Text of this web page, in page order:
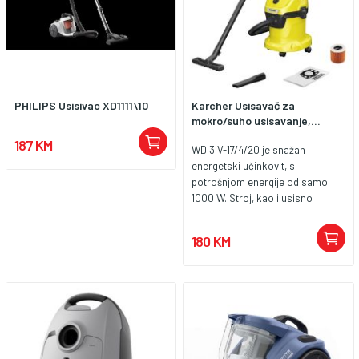
• Praktična ručka za nošenje •
Okomit položaj za pohranu •
Teleskopska cijev • Čišćenje
PHILIPS Usisivac XD1111\10
187 KM
Karcher Usisavač za
mokro/suho usisavanje,...
WD 3 V-17/4/20 je snažan i
energetski učinkovit, s
potrošnjom energije od samo
1000 W. Stroj, kao i usisno
najbolje rezultate čišćenja na
robusnom plastičnom posudom
od 17 l, kabelom od 4 m, usisnim
180 KM